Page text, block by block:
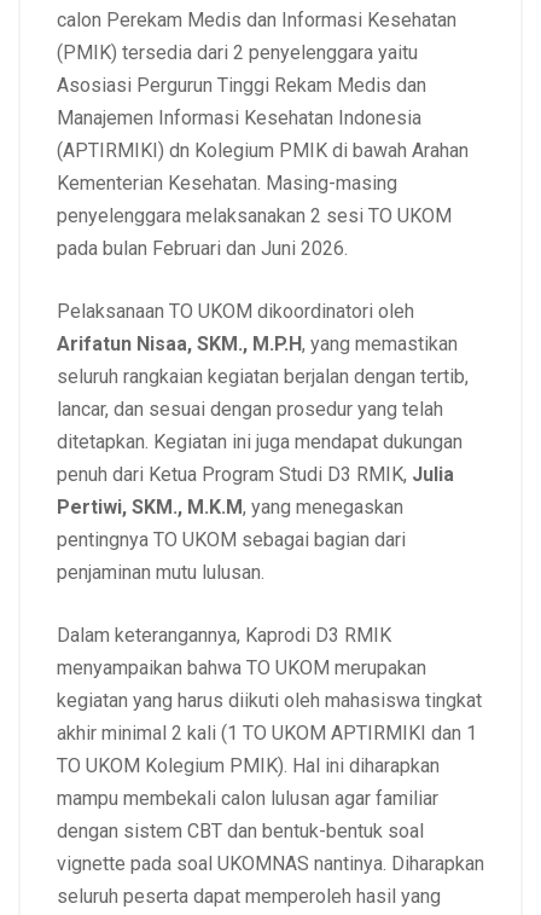
calon Perekam Medis dan Informasi Kesehatan
(PMIK) tersedia dari 2 penyelenggara yaitu
Asosiasi Pergurun Tinggi Rekam Medis dan
Manajemen Informasi Kesehatan Indonesia
(APTIRMIKI) dn Kolegium PMIK di bawah Arahan
Kementerian Kesehatan. Masing-masing
penyelenggara melaksanakan 2 sesi TO UKOM
pada bulan Februari dan Juni 2026.
Pelaksanaan TO UKOM dikoordinatori oleh
Arifatun Nisaa, SKM., M.P.H, yang memastikan
seluruh rangkaian kegiatan berjalan dengan tertib,
lancar, dan sesuai dengan prosedur yang telah
ditetapkan. Kegiatan ini juga mendapat dukungan
penuh dari Ketua Program Studi D3 RMIK, Julia
Pertiwi, SKM., M.K.M, yang menegaskan
pentingnya TO UKOM sebagai bagian dari
penjaminan mutu lulusan.
Dalam keterangannya, Kaprodi D3 RMIK
menyampaikan bahwa TO UKOM merupakan
kegiatan yang harus diikuti oleh mahasiswa tingkat
akhir minimal 2 kali (1 TO UKOM APTIRMIKI dan 1
TO UKOM Kolegium PMIK). Hal ini diharapkan
mampu membekali calon lulusan agar familiar
dengan sistem CBT dan bentuk-bentuk soal
vignette pada soal UKOMNAS nantinya. Diharapkan
seluruh peserta dapat memperoleh hasil yang